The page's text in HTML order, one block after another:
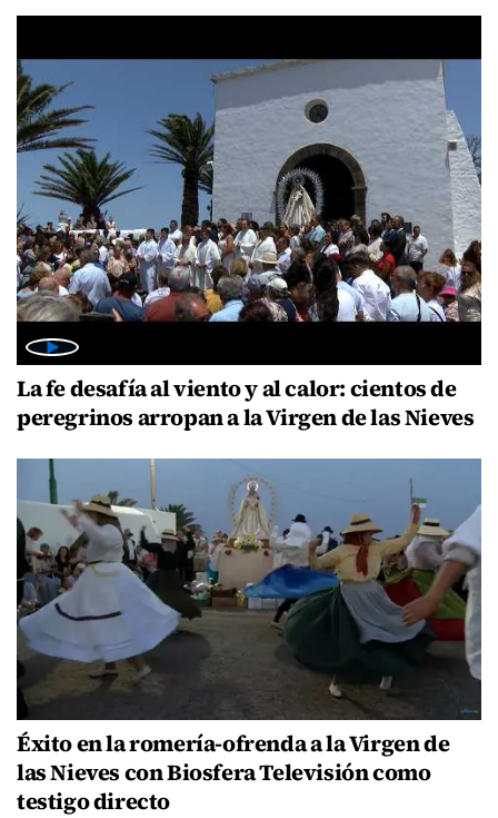
La fe desafía al viento y al calor: cientos de
peregrinos arropan a la Virgen de las Nieves
Éxito en la romería-ofrenda a la Virgen de
las Nieves con Biosfera Televisión como
testigo directo